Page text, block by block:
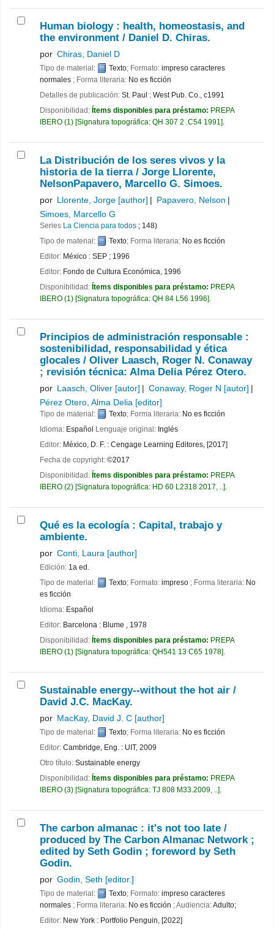
Human biology : health, homeostasis, and
the environment / Daniel D. Chiras.
por Chiras, Daniel D
Tipo de material: Texto; Formato: impreso caracteres
normales ; Forma literaria: No es ficción
Detalles de publicación: St. Paul : West Pub. Co.,
c1991
Disponibilidad: Ítems disponibles para préstamo: PREPA
IBERO (1) Signatura topográfica: QH 307 2 .C54 1991
La Distribución de los seres vivos y la
historia de la tierra / Jorge Llorente,
NelsonPapavero, Marcello G. Simoes.
por Llorente, Jorge [author]
Papavero, Nelson
Simoes, Marcello G
Series La Ciencia para todos ; 148)
Tipo de material:
Texto; Forma literaria: No es ficción
Editor: México : SEP ; 1996
Editor: Fondo de Cultura Económica, 1996
Disponibilidad: Ítems disponibles para préstamo: PREPA
IBERO (1) Signatura topográfica: QH 84 L56 1996 .
Principios de administración responsable :
sostenibilidad, responsabilidad y ética
glocales / Oliver Laasch, Roger N. Conaway
; revisión técnica: Alma Delia Pérez Otero.
por Laasch, Oliver [autor] Conaway, Roger N [autor]
Pérez Otero, Alma Delia [editor]
Tipo de material: Texto; Forma literaria: No es ficción
Idioma: Español Lenguaje original: Inglés
Editor: México, D. F. : Cengage Learning Editores, [2017]
Fecha de copyright: ©2017
Disponibilidad: Ítems disponibles para préstamo: PREPA
IBERO (2) Signatura topográfica: HD 60 L2318 2017, .. .
Qué es la ecología : Capital, trabajo y
ambiente.
por Conti, Laura [author]
Edición: 1a ed.
Tipo de material:
Texto; Formato: impreso ; Forma literaria: No
es ficción
Idioma: Español
Editor: Barcelona : Blume , 1978
Disponibilidad: Ítems disponibles para préstamo: PREPA
IBERO (1) Signatura topográfica: QH541 13 C65 1978 .
Sustainable energy--without the hot air /
David J.C. MacKay.
por MacKay, David J. C [author]
Tipo de material: Texto; Forma literaria: No es ficción
Editor: Cambridge, Eng. : UIT, 2009
Otro título: Sustainable energy
Disponibilidad: Ítems disponibles para préstamo: PREPA
IBERO (3) Signatura topográfica: TJ 808 M33.2009, .. .
The carbon almanac : it's not too late /
produced by The Carbon Almanac Network ;
edited by Seth Godin ; foreword by Seth
Godin.
por Godin, Seth [editor.]
Tipo de material: Texto; Formato: impreso caracteres
normales ; Forma literaria: No es ficción ; Audiencia:Adulto;
Editor: New York : Portfolio Penguin, [2022]